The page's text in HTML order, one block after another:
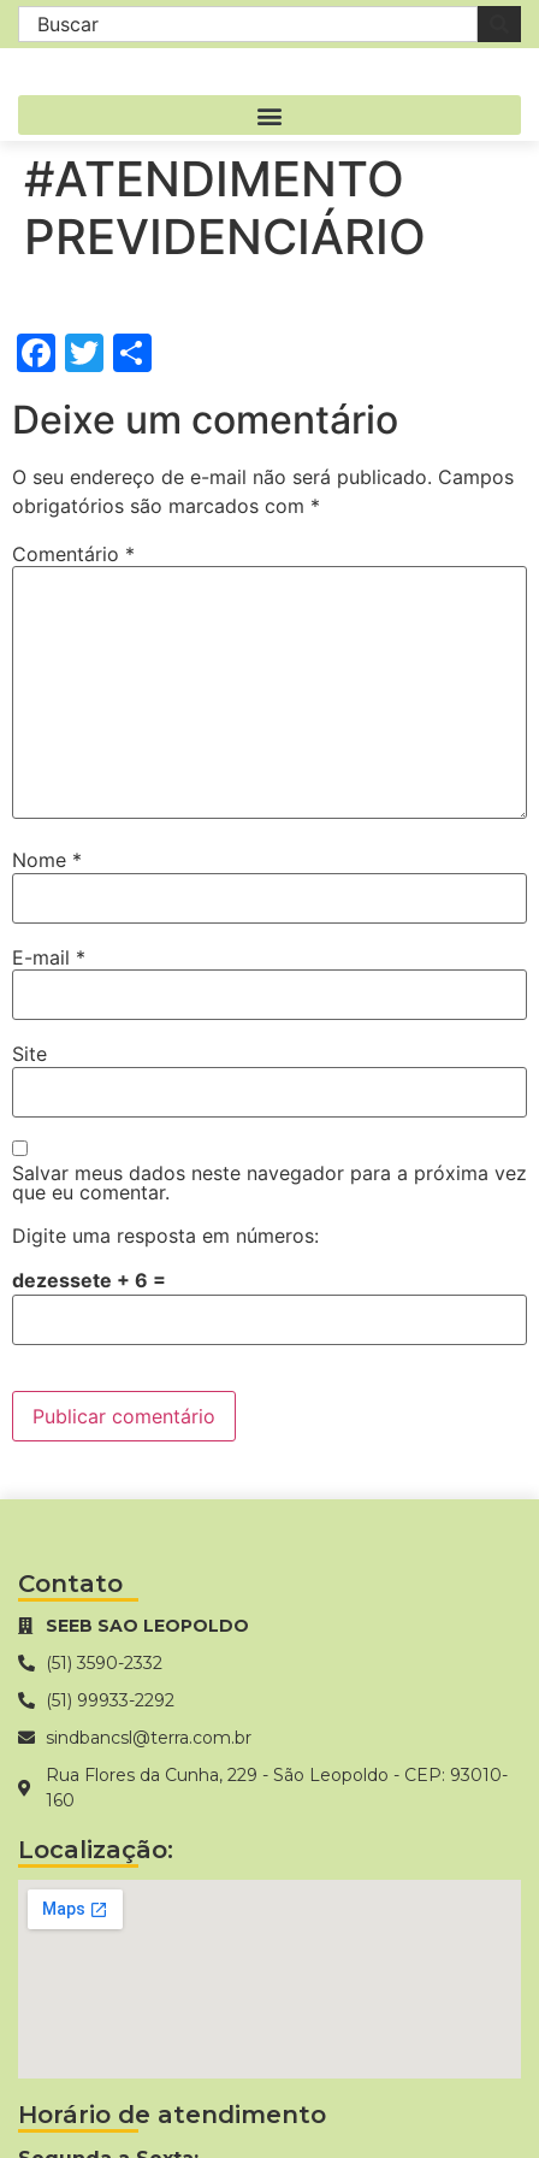
#ATENDIMENTO
PREVIDENCIÁRIO
Facebook
Twitter
Deixe um comentário
O seu endereço de e-mail não será publicado. Campos
obrigatórios são marcados com *
Comentário *
Nome *
E-mail *
Site
Salvar meus dados neste navegador para a próxima vez
que eu comentar.
Digite uma resposta em números:
dezessete + 6 =
Contato
SEEB SAO LEOPOLDO
(51) 3590-2332
(51) 99933-2292
sindbancsl@terra.com.br
Rua Flores da Cunha, 229 - São Leopoldo - CEP: 93010-
160
Localização:
Horário de atendimento